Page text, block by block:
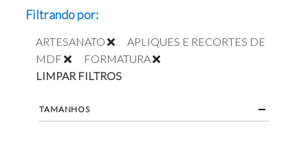
Filtrando por:
ARTESANATO
APLIQUES E RECORTES DE
MDF
FORMATURA
LIMPAR FILTROS
TAMANHOS